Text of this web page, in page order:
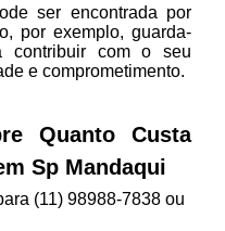
ser encontrada por
por exemplo, guarda-
contribuir com o seu
e comprometimento.
Quanto Custa
Sp Mandaqui
(11) 98988-7838ou